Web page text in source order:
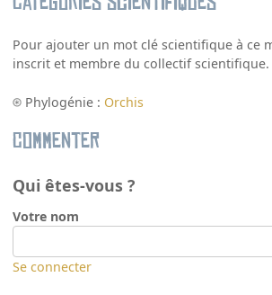
Pour ajouter un mot clé scientifique à ce
inscrit et membre du collectif scientifique.
Phylogénie : Orchis
Commenter
Qui êtes-vous ?
Votre nom
Se connecter